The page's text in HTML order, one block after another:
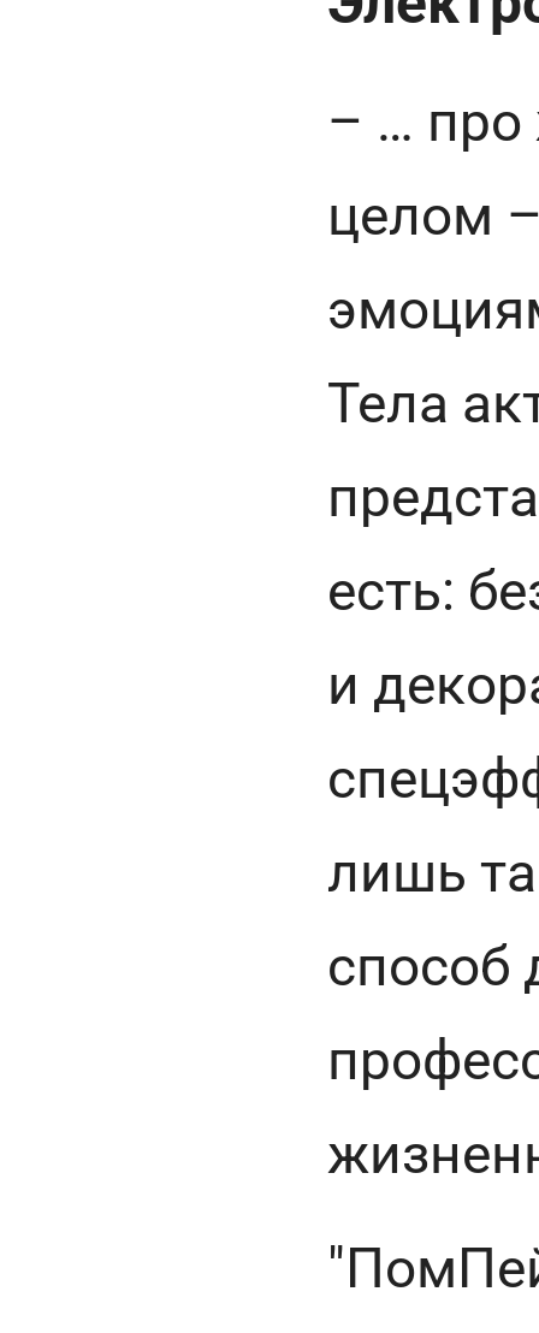
– … про
целом
Тела
есть:
и
лишь
способ